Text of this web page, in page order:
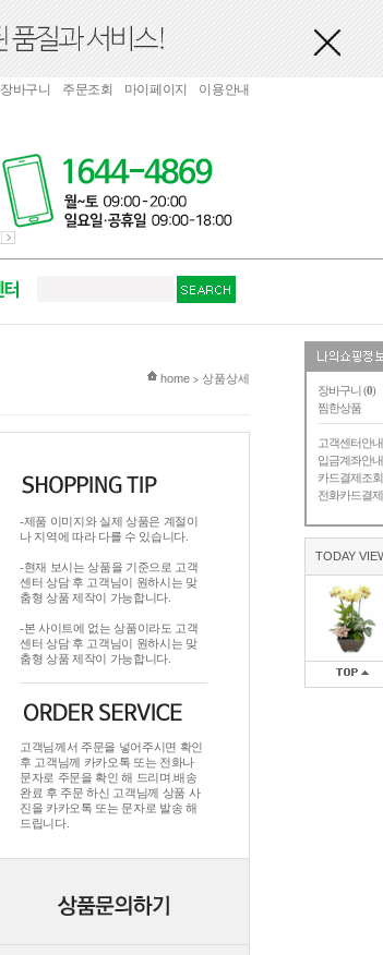
장바구니 (0)
찜한상품
고객센터안내
입금계좌안내
카드결제조회
전화카드결제
TODAY
장바구니 주문조회 마이페이지 이용안내
현재 위치
home > 상품상세
-제품 이미지와 실제 상품은 계절이
나 지역에 따라 다를 수 있습니다.
-현재 보시는 상품을 기준으로 고객
센터 상담 후 고객님이 원하시는 맞
춤형 상품 제작이 가능합니다.
-본 사이트에 없는 상품이라도 고객
센터 상담 후 고객님이 원하시는 맞
춤형 상품 제작이 가능합니다.
고객님께서 주문을 넣어주시면 확인
후 고객님께 카카오톡 또는 전화나
문자로 주문을 확인 해 드리며.배송
완료 후 주문 하신 고객님께 상품 사
진을 카카오톡 또는 문자로 발송 해
드립니다.